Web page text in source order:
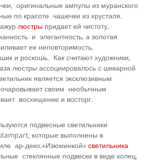
оригинальные ампулы из муранского
по красоте чашечки из хрусталя.
люстры придает ей чистоту,
и элегантность, а золотая
ее неповторимость,
и роскошь. Как считают художники,
люстры ассоциировалось с шикарной
является эксклюзивным
своим необычным
восхищение и восторг.
подвесные светильники
которые выполнены в
ар-деко.«Изюминкой» светильника
стеклянные подвески в виде колец,